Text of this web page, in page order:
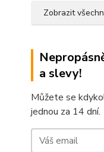
Zobrazit
a slevy!
Můžete se
jednou za 14 dní.